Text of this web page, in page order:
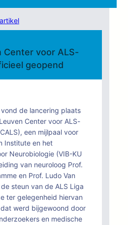
Center voor ALS-
geopend
de lancering plaats
Center voor ALS-
een mijlpaal voor
Institute en het
Neurobiologie (VIB-KU
van neuroloog Prof.
en Prof. Ludo Van
steun van de ALS Liga
ter gelegenheid hiervan
werd bijgewoond door
en medische